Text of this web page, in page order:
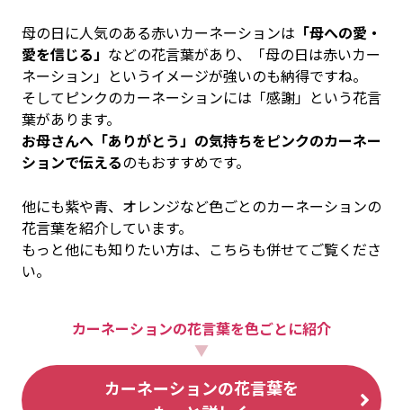
母の日に人気のある赤いカーネーションは 「母への愛・
愛を信じる」 などの花言葉があり、「母の日は赤いカー
ネーション」というイメージが強いのも納得ですね。
そしてピンクのカーネーションには「感謝」という花言
葉があります。
お母さんへ「ありがとう」の気持ちをピンクのカーネー
ションで伝えるのもおすすめです。
他にも紫や青、オレンジなど色ごとのカーネーションの
花言葉を紹介しています。
もっと他にも知りたい方は、こちらも併せてご覧くださ
い。
カーネーションの花言葉を色ごとに紹介
▼
カーネーションの花言葉を